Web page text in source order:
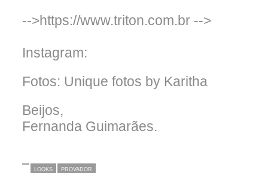
-->https://www.triton.com.br -->
Instagram:
Fotos: Unique fotos by Karitha
Beijos,
Fernanda Guimarães.
LOOKS PROVADOR